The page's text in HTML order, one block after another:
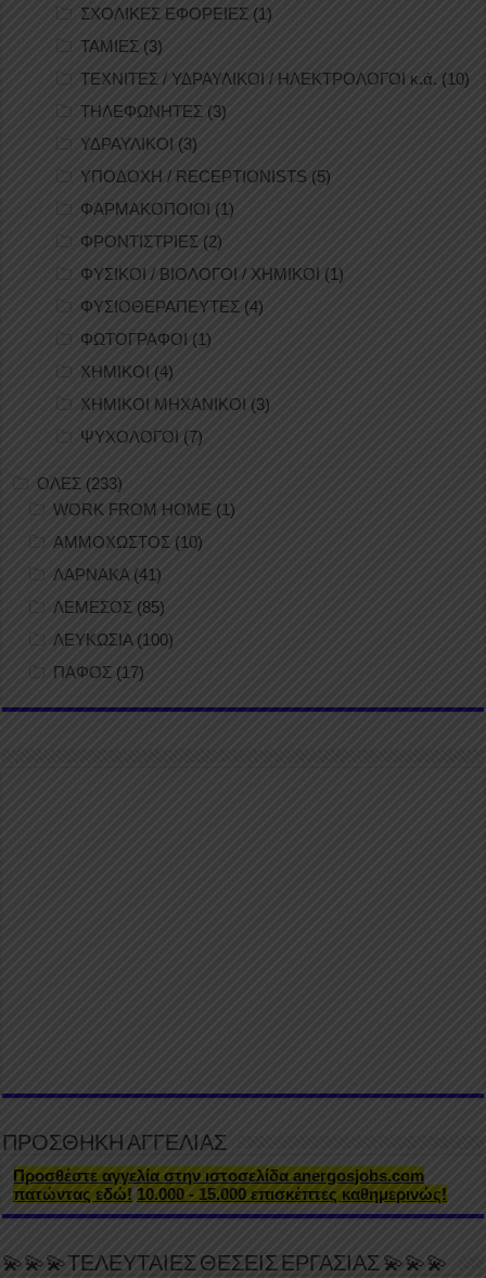
ΣΧΟΛΙΚΕΣ ΕΦΟΡΕΙΕΣ (1)
ΤΑΜΙΕΣ (3)
ΤΕΧΝΙΤΕΣ / ΥΔΡΑΥΛΙΚΟΙ / ΗΛΕΚΤΡΟΛΟΓΟΙ κ.ά. (10)
ΤΗΛΕΦΩΝΗΤΕΣ (3)
ΥΔΡΑΥΛΙΚΟΙ (3)
ΥΠΟΔΟΧΗ / RECEPTIONISTS (5)
ΦΑΡΜΑΚΟΠΟΙΟΙ (1)
ΦΡΟΝΤΙΣΤΡΙΕΣ (2)
ΦΥΣΙΚΟΙ / ΒΙΟΛΟΓΟΙ / ΧΗΜΙΚΟΙ (1)
ΦΥΣΙΟΘΕΡΑΠΕΥΤΕΣ (4)
ΦΩΤΟΓΡΑΦΟΙ (1)
ΧΗΜΙΚΟΙ (4)
ΧΗΜΙΚΟΙ ΜΗΧΑΝΙΚΟΙ (3)
ΨΥΧΟΛΟΓΟΙ (7)
ΟΛΕΣ (233)
WORK FROM HOME (1)
ΑΜΜΟΧΩΣΤΟΣ (10)
ΛΑΡΝΑΚΑ (41)
ΛΕΜΕΣΟΣ (85)
ΛΕΥΚΩΣΙΑ(100)
ΠΑΦΟΣ (17)
ΠΡΟΣΘΗΚΗ ΑΓΓΕΛΙΑΣ
Προσθέστε αγγελία στην ιστοσελίδα anergosjobs.com
πατώντας εδώ! 10.000 - 15.000 επισκέπτες καθημερινώς!
💫💫💫ΤΕΛΕΥΤΑΙΕΣ ΘΕΣΕΙΣ ΕΡΓΑΣΙΑΣ 💫💫💫